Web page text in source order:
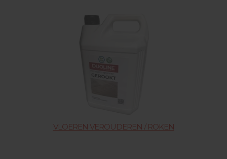
VLOEREN VEROUDEREN / ROKEN